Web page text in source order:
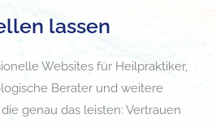
lassen
Websites für Heilpraktiker,
Berater und weitere
genau das leisten: Vertrauen